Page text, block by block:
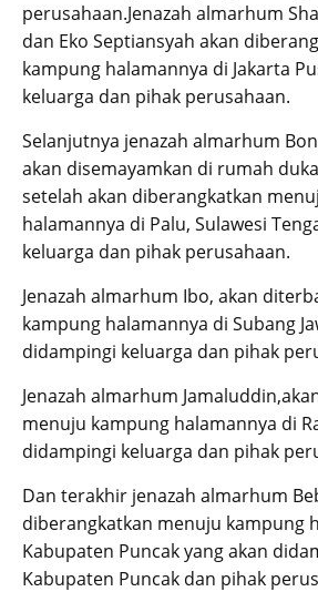
perusahaan.Jenazah almarhum
dan Eko Septiansyah akan
kampung halamannya di Jakarta
keluarga dan pihak perusahaan.
Selanjutnya jenazah almarhum
akan disemayamkan di rumah
setelah akan diberangkatkan
halamannya di Palu, Sulawesi
keluarga dan pihak perusahaan.
Jenazah almarhum Ibo, akan
kampung halamannya di Subang
didampingi keluarga dan pihak
Jenazah almarhum
menuju kampung halamannya di
didampingi keluarga dan pihak
Dan terakhir jenazah almarhum
diberangkatkan menuju kampung
Kabupaten Puncak yang akan
Kabupaten Puncak dan pihak